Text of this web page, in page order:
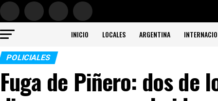
INICIO LOCALES ARGENTINA
POLICIALES
Fuga de Piñero: dos de